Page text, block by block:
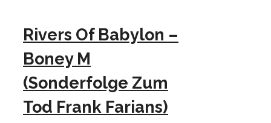
Rivers Of Babylon –
Boney M
(Sonderfolge Zum
Tod Frank Farians)